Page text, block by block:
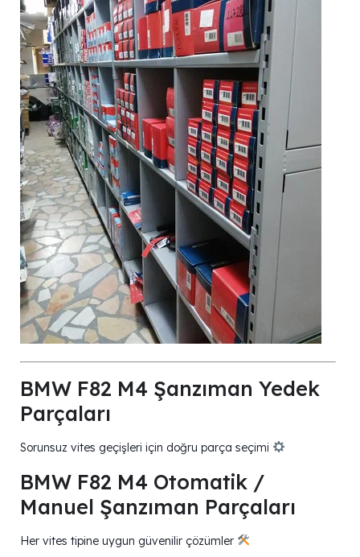
BMW F82 M4 Şanzıman Yedek
Parçaları
Sorunsuz vites geçişleri için doğru parça seçimi
BMW F82 M4 Otomatik /
Manuel Şanzıman Parçaları
Her vites tipine uygun güvenilir çözümler